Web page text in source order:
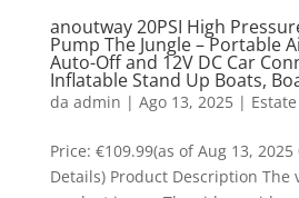
anoutway 20PSI High
Pump The Jungle – Portable
Auto-Off and 12V DC Car
Inflatable Stand Up Boats,
da admin | Ago 13, 2025|
Price: €109.99(as of Aug 13, 2025
Details) Product Description The